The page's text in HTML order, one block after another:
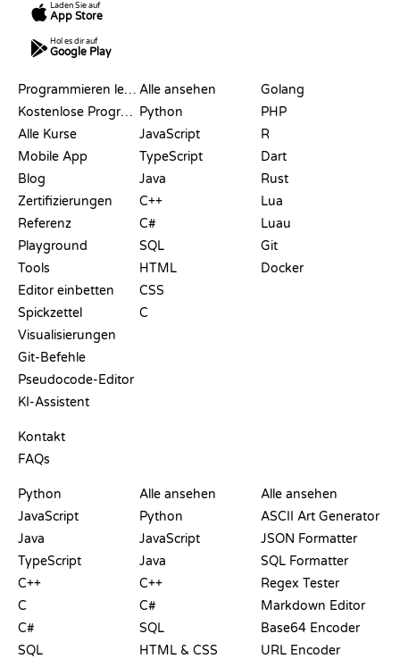
Laden Sie auf
App Store
Hol es dir auf
Google Play
Programmieren lernen
Kostenlose Programmier-Websites
Alle Kurse
Mobile App
Blog
Zertifizierungen
Referenz
Playground
Tools
Editor einbetten
Spickzettel
Visualisierungen
Git-Befehle
Pseudocode-Editor
KI-Assistent
Kontakt
FAQs
Alle ansehen
Python
JavaScript
TypeScript
Java
C++
C#
SQL
HTML
CSS
C
Golang
PHP
R
Dart
Rust
Lua
Luau
Git
Docker
Python
JavaScript
Java
TypeScript
C++
C
C#
SQL
Alle ansehen
Python
JavaScript
Java
C++
C#
SQL
HTML & CSS
Alle ansehen
ASCII Art Generator
JSON Formatter
SQL Formatter
Regex Tester
Markdown Editor
Base64 Encoder
URL Encoder